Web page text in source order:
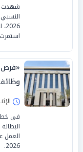
شهدت
«فرص
الإثنين 23/
في
العمل
2026.